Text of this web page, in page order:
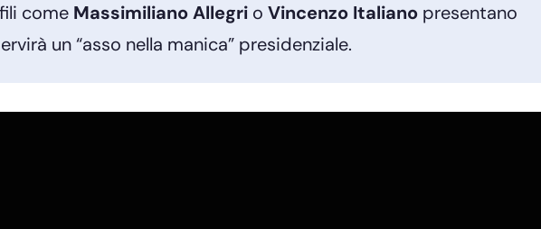
come Massimiliano Allegri o Vincenzo Italiano presentano
un “asso nella manica” presidenziale.